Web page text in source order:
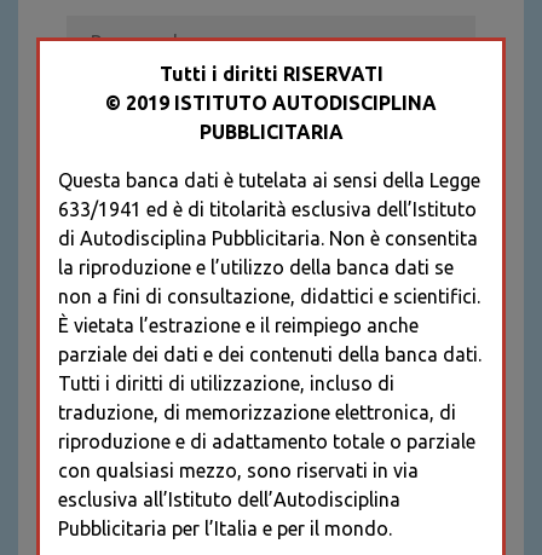
Recupera password
REGISTRATI
* I CAMPI CONTRASSEGNATI SONO
OBBLIGATORI
Tutti i diritti RISERVATI
© 2019 ISTITUTO AUTODISCIPLINA
PUBBLICITARIA
Questa banca dati è tutelata ai sensi della Legge
633/1941 ed è di titolarità esclusiva dell’Istituto
di Autodisciplina Pubblicitaria. Non è consentita
la riproduzione e l’utilizzo della banca dati se
non a fini di consultazione, didattici e scientifici.
È vietata l’estrazione e il reimpiego anche
parziale dei dati e dei contenuti della banca dati.
Tutti i diritti di utilizzazione, incluso di
traduzione, di memorizzazione elettronica, di
riproduzione e di adattamento totale o parziale
con qualsiasi mezzo, sono riservati in via
esclusiva all’Istituto dell’Autodisciplina
Pubblicitaria per l’Italia e per il mondo.